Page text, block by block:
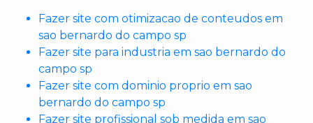
Fazer site com otimizacao de conteudos em
sao bernardo do campo sp
Fazer site para industria em sao bernardo do
campo sp
Fazer site com dominio proprio em sao
bernardo do campo sp
Fazer site profissional sob medida em sao